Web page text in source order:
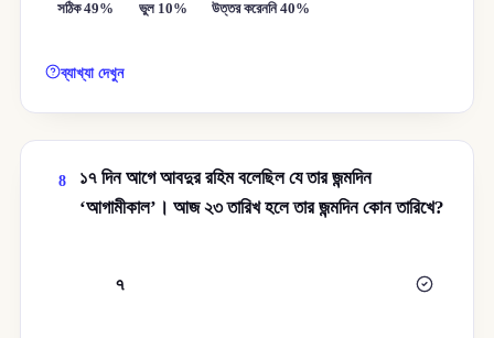
সঠিক 49% ভুল 10% উত্তর করেননি 40%
ব্যাখ্যা দেখুন
8
১৭ দিন আগে আবদুর রহিম বলেছিল যে তার জন্মদিন
‘আগামীকাল’। আজ ২৩ তারিখ হলে তার জন্মদিন কোন তারিখে?
৭